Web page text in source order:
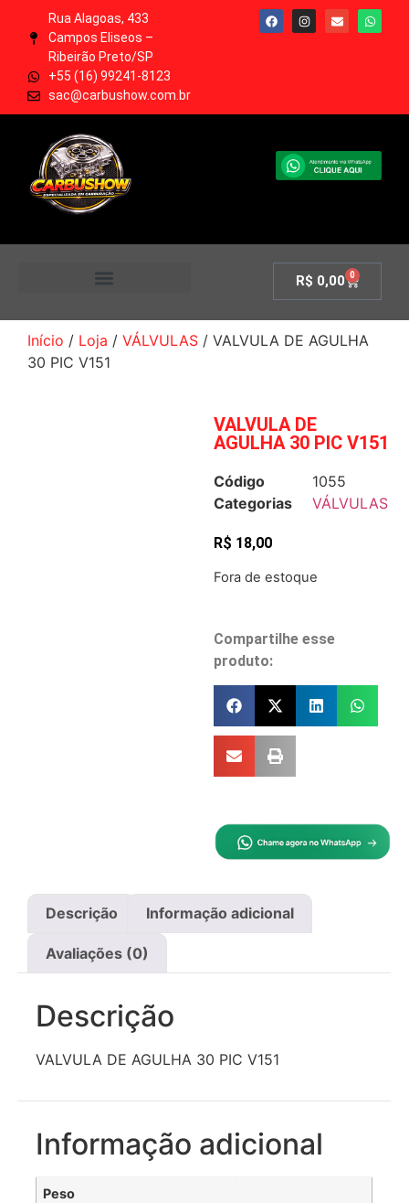
Rua Alagoas, 433
Campos Eliseos –
Ribeirão Preto/SP
+55 (16) 99241-8123
sac@carbushow.com.br
R$ 0,00 0
Início / Loja / VÁLVULAS / VALVULA DE AGULHA
30 PIC V151
VALVULA DE
AGULHA 30 PIC V151
Código
1055
Categorias
VÁLVULAS
R$ 18,00
Fora de estoque
Compartilhe esse
produto:
Descrição Informação adicional
Avaliações (0)
Descrição
VALVULA DE AGULHA 30 PIC V151
Informação adicional
Peso